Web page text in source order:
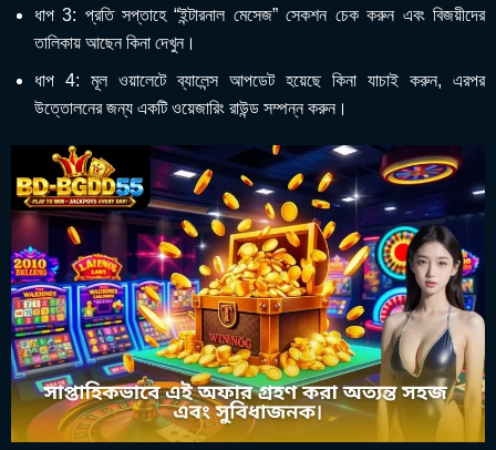
ধাপ 3: প্রতি সপ্তাহে “ইন্টারনাল মেসেজ” সেকশন চেক করুন এবং বিজয়ীদের
তালিকায় আছেন কিনা দেখুন।
ধাপ 4: মূল ওয়ালেটে ব্যালেন্স আপডেট হয়েছে কিনা যাচাই করুন, এরপর
উত্তোলনের জন্য একটি ওয়েজারিং রাউন্ড সম্পন্ন করুন।